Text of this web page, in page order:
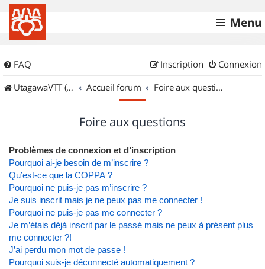
Menu
FAQ Connexion
Inscription
UtagawaVTT (Randos VTT et VTTAE avec traces GPS)
Accueil forum Foire aux questions
Foire aux questions
Problèmes de connexion et d’inscription
Pourquoi ai-je besoin de m’inscrire ?
Qu’est-ce que la COPPA ?
Pourquoi ne puis-je pas m’inscrire ?
Je suis inscrit mais je ne peux pas me connecter !
Pourquoi ne puis-je pas me connecter ?
Je m’étais déjà inscrit par le passé mais ne peux à présent plus
me connecter ?!
J’ai perdu mon mot de passe !
Pourquoi suis-je déconnecté automatiquement ?